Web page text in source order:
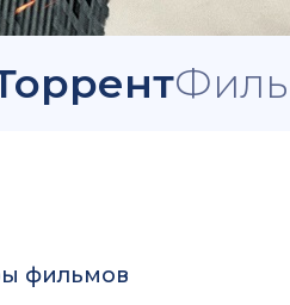
фильмов